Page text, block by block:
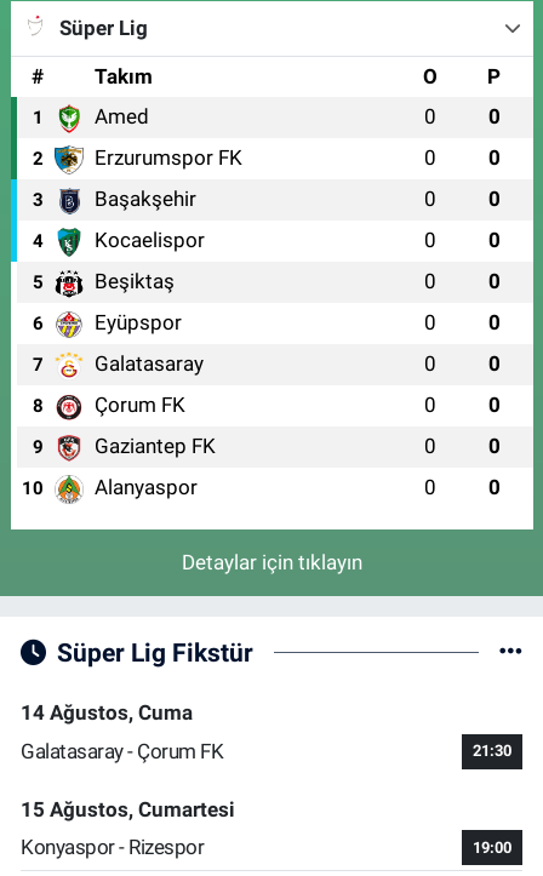
Süper Lig
#
Takım O P
1 Amed 0 0
2 Erzurumspor FK 0 0
3 Başakşehir 0 0
4 Kocaelispor 0 0
5 Beşiktaş 0 0
6 Eyüpspor 0 0
7 Galatasaray 0 0
8 Çorum FK 0 0
9 Gaziantep FK 0 0
10 Alanyaspor 0 0
Detaylar için tıklayın
Süper Lig Fikstür
14 Ağustos, Cuma
Galatasaray - Çorum FK
21:30
15 Ağustos, Cumartesi
Konyaspor - Rizespor
19:00